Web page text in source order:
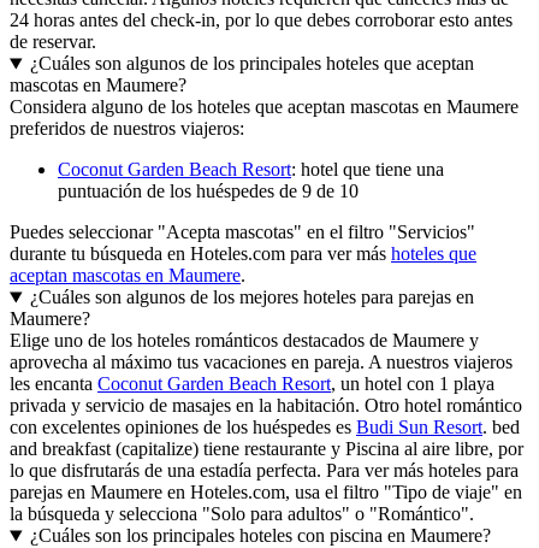
24 horas antes del check-in, por lo que debes corroborar esto antes
de reservar.
¿Cuáles son algunos de los principales hoteles que aceptan
mascotas en Maumere?
Considera alguno de los hoteles que aceptan mascotas en Maumere
preferidos de nuestros viajeros:
Coconut Garden Beach Resort: hotel que tiene una
puntuación de los huéspedes de 9 de 10
Puedes seleccionar "Acepta mascotas" en el filtro "Servicios"
durante tu búsqueda en Hoteles.com para ver más hoteles que
aceptan mascotas en Maumere.
¿Cuáles son algunos de los mejores hoteles para parejas en
Maumere?
Elige uno de los hoteles románticos destacados de Maumere y
aprovecha al máximo tus vacaciones en pareja. A nuestros viajeros
les encanta Coconut Garden Beach Resort, un hotel con 1 playa
privada y servicio de masajes en la habitación. Otro hotel romántico
con excelentes opiniones de los huéspedes es Budi Sun Resort. bed
and breakfast (capitalize) tiene restaurante y Piscina al aire libre, por
lo que disfrutarás de una estadía perfecta. Para ver más hoteles para
parejas en Maumere en Hoteles.com, usa el filtro "Tipo de viaje" en
la búsqueda y selecciona "Solo para adultos" o "Romántico".
¿Cuáles son los principales hoteles con piscina en Maumere?